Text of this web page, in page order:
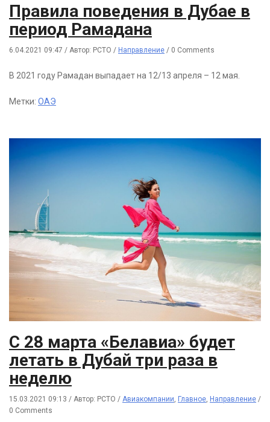
Правила поведения в Дубае в
период Рамадана
6.04.2021 09:47 / Автор: РСТО / Направление / 0 Comments
В 2021 году Рамадан выпадает на 12/13 апреля – 12 мая.
Метки: ОАЭ
С 28 марта «Белавиа» будет
летать в Дубай три раза в
неделю
15.03.2021 09:13 / Автор: РСТО / Авиакомпании Главное Направление /
0 Comments